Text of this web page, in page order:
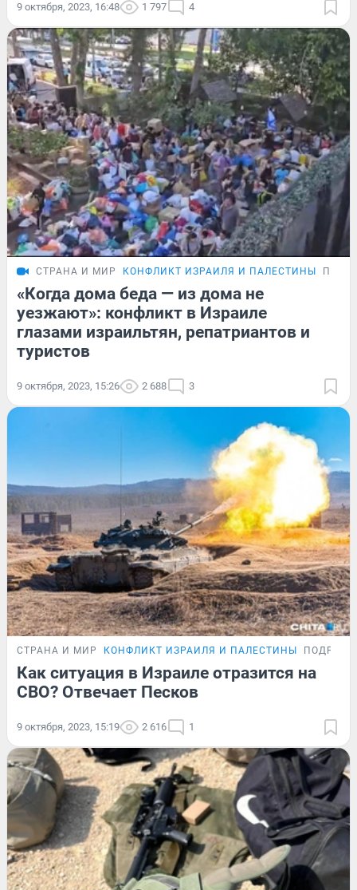
9 октября, 2023, 16:48 1 797 4
СТРАНА И МИР КОНФЛИКТ ИЗРАИЛЯ И ПАЛЕСТИНЫ
«Когда дома беда — из дома не
уезжают»: конфликт в Израиле
глазами израильтян, репатриантов и
туристов
9 октября, 2023, 15:26 2 688 3
СТРАНА И МИР КОНФЛИКТ ИЗРАИЛЯ И ПАЛЕСТИНЫ
Как ситуация в Израиле отразится на
СВО? Отвечает Песков
9 октября, 2023, 15:19 2 616 1